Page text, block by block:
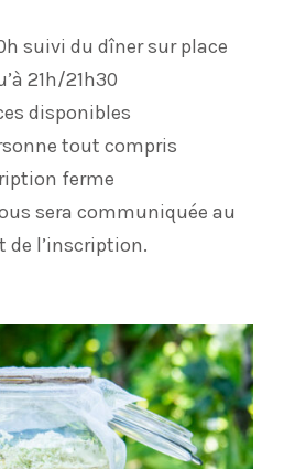
suivi du dîner sur place
21h/21h30
disponibles
tout compris
ferme
sera communiquée au
de l’inscription.